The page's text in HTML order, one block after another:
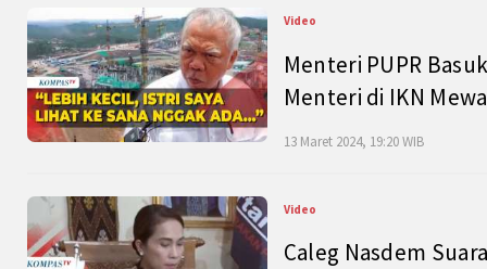
Video
Menteri PUPR
Menteri di IKN
13 Maret 2024, 19:20 WIB
Video
Caleg Nasdem